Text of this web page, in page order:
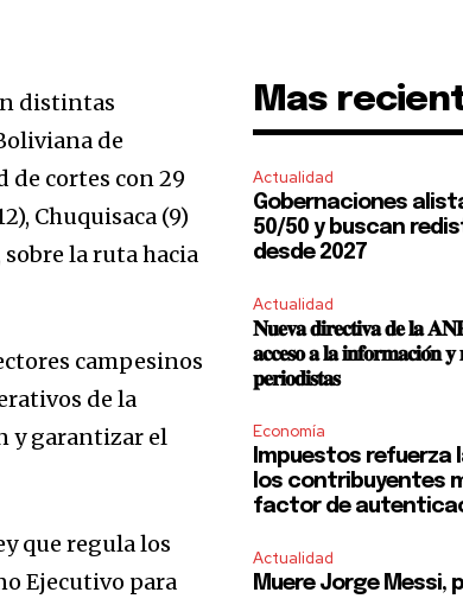
distintas
de
de cortes con 29
Chuquisaca (9)
la ruta hacia
campesinos
de la
y garantizar el
que regula los
Ejecutivo para
Mas
Actualidad
Gobernaciones
50/50 y buscan
desde 2027
Actualidad
𝐍𝐮𝐞𝐯𝐚 𝐝𝐢𝐫𝐞𝐜𝐭𝐢𝐯𝐚 𝐝𝐞 𝐥𝐚
𝐚𝐜𝐜𝐞𝐬𝐨 𝐚 𝐥𝐚 𝐢𝐧𝐟𝐨𝐫𝐦𝐚𝐜𝐢𝐨́𝐧
𝐩𝐞𝐫𝐢𝐨𝐝𝐢𝐬𝐭𝐚𝐬
Economía
Impuestos refuerza
los contribuyentes
factor de
Actualidad
Muere Jorge Messi,